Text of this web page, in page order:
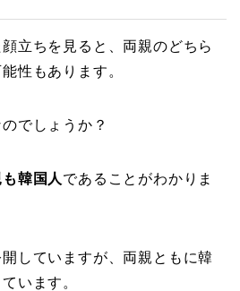
立ちを見ると、両親のどちら
性もあります。
でしょうか？
韓国人 であることがわかりま
していますが、両親ともに韓
います。